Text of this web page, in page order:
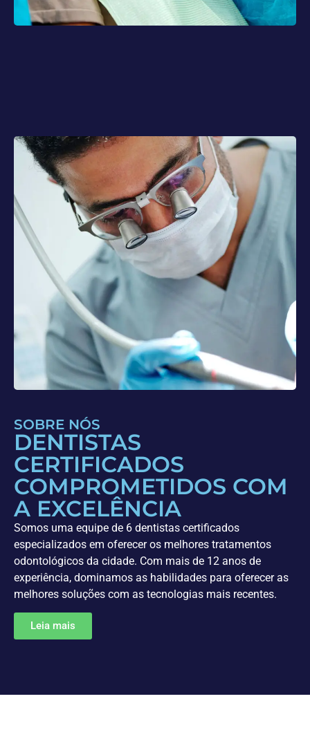
SOBRE NÓS
DENTISTAS
CERTIFICADOS
COMPROMETIDOS COM
A EXCELÊNCIA
Somos uma equipe de 6 dentistas certificados
especializados em oferecer os melhores tratamentos
odontológicos da cidade. Com mais de 12 anos de
experiência, dominamos as habilidades para oferecer as
melhores soluções com as tecnologias mais recentes.
Leia mais